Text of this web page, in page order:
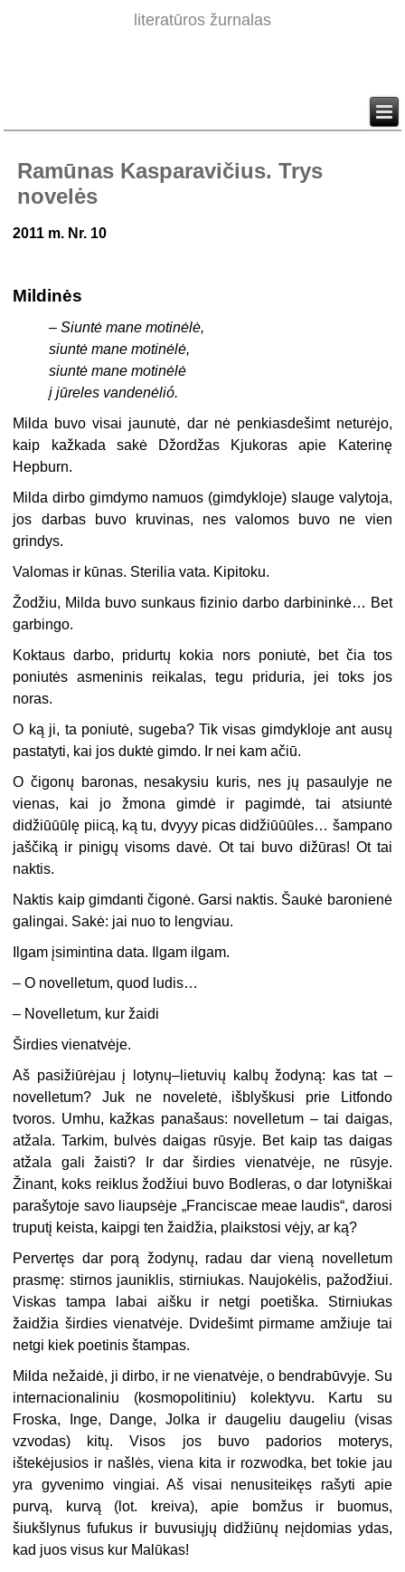
literatūros žurnalas
Ramūnas Kasparavičius. Trys
novelės
2011 m. Nr. 10
Mildinės
–Siuntė mane motinėlė,
siuntė mane motinėlė,
siuntė mane motinėlė
į jūreles vandenėlió.
Milda buvo visai jaunutė, dar nė penkiasdešimt neturėjo,
kaip kažkada sakė Džordžas Kjukoras apie Katerinę
Hepburn.
Milda dirbo gimdymo namuos (gimdykloje) slauge valytoja,
jos darbas buvo kruvinas, nes valomos buvo ne vien
grindys.
Valomas ir kūnas. Sterilia vata. Kipitoku.
Žodžiu, Milda buvo sunkaus fizinio darbo darbininkė… Bet
garbingo.
Koktaus darbo, pridurtų kokia nors poniutė, bet čia tos
poniutės asmeninis reikalas, tegu priduria, jei toks jos
noras.
O ką ji, ta poniutė, sugeba? Tik visas gimdykloje ant ausų
pastatyti, kai jos duktė gimdo. Ir nei kam ačiū.
O čigonų baronas, nesakysiu kuris, nes jų pasaulyje ne
vienas, kai jo žmona gimdė ir pagimdė, tai atsiuntė
didžiūūūlę piicą, ką tu, dvyyy picas didžiūūūles… šampano
jaščiką ir pinigų visoms davė. Ot tai buvo dižūras! Ot tai
naktis.
Naktis kaip gimdanti čigonė. Garsi naktis. Šaukė baronienė
galingai. Sakė: jai nuo to lengviau.
Ilgam įsimintina data. Ilgam ilgam.
– O novelletum, quod ludis…
– Novelletum, kur žaidi
Širdies vienatvėje.
Aš pasižiūrėjau į lotynų–lietuvių kalbų žodyną: kas tat –
novelletum? Juk ne noveletė, išblyškusi prie Litfondo
tvoros. Umhu, kažkas panašaus: novelletum – tai daigas,
atžala. Tarkim, bulvės daigas rūsyje. Bet kaip tas daigas
atžala gali žaisti? Ir dar širdies vienatvėje, ne rūsyje.
Žinant, koks reiklus žodžiui buvo Bodleras, o dar lotyniškai
parašytoje savo liaupsėje „Franciscae meae laudis“, darosi
truputį keista, kaipgi ten žaidžia, plaikstosi vėjy, ar ką?
Pervertęs dar porą žodynų, radau dar vieną novelletum
prasmę: stirnos jauniklis, stirniukas. Naujokėlis, pažodžiui.
Viskas tampa labai aišku ir netgi poetiška. Stirniukas
žaidžia širdies vienatvėje. Dvidešimt pirmame amžiuje tai
netgi kiek poetinis štampas.
Milda nežaidė, ji dirbo, ir ne vienatvėje, o bendrabūvyje. Su
internacionaliniu (kosmopolitiniu) kolektyvu. Kartu su
Froska, Inge, Dange, Jolka ir daugeliu daugeliu (visas
vzvodas) kitų. Visos jos buvo padorios moterys,
ištekėjusios ir našlės, viena kita ir rozwodka, bet tokie jau
yra gyvenimo vingiai. Aš visai nenusiteikęs rašyti apie
purvą, kurvą (lot. kreiva), apie bomžus ir buomus,
šiukšlynus fufukus ir buvusiųjų didžiūnų neįdomias ydas,
kad juos visus kur Malūkas!